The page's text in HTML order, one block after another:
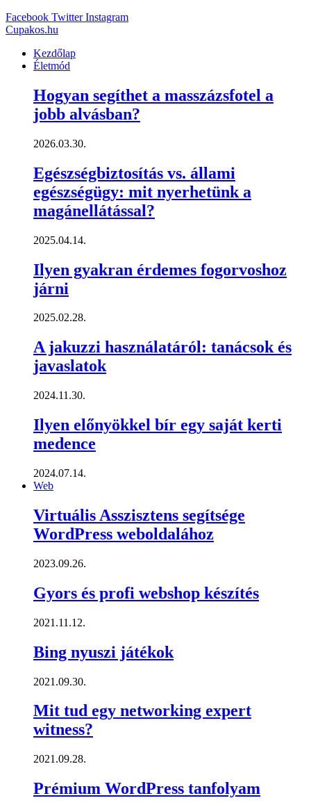
Facebook Twitter Instagram
Cupakos.hu
Kezdőlap
Életmód
Hogyan segíthet a masszázsfotel a
jobb alvásban?
2026.03.30.
Egészségbiztosítás vs. állami
egészségügy: mit nyerhetünk a
magánellátással?
2025.04.14.
Ilyen gyakran érdemes fogorvoshoz
járni
2025.02.28.
A jakuzzi használatáról: tanácsok és
javaslatok
2024.11.30.
Ilyen előnyökkel bír egy saját kerti
medence
2024.07.14.
Web
Virtuális Asszisztens segítsége
WordPress weboldalához
2023.09.26.
Gyors és profi webshop készítés
2021.11.12.
Bing nyuszi játékok
2021.09.30.
Mit tud egy networking expert
witness?
2021.09.28.
Prémium WordPress tanfolyam